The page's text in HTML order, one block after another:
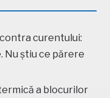
contra curentului:
Nu știu ce părere
a blocurilor